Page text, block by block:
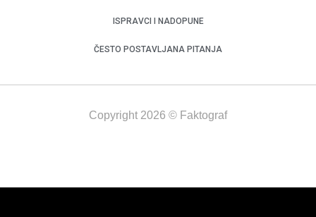
ISPRAVCI I NADOPUNE
ČESTO POSTAVLJANA PITANJA
Copyright 2026 © Faktograf